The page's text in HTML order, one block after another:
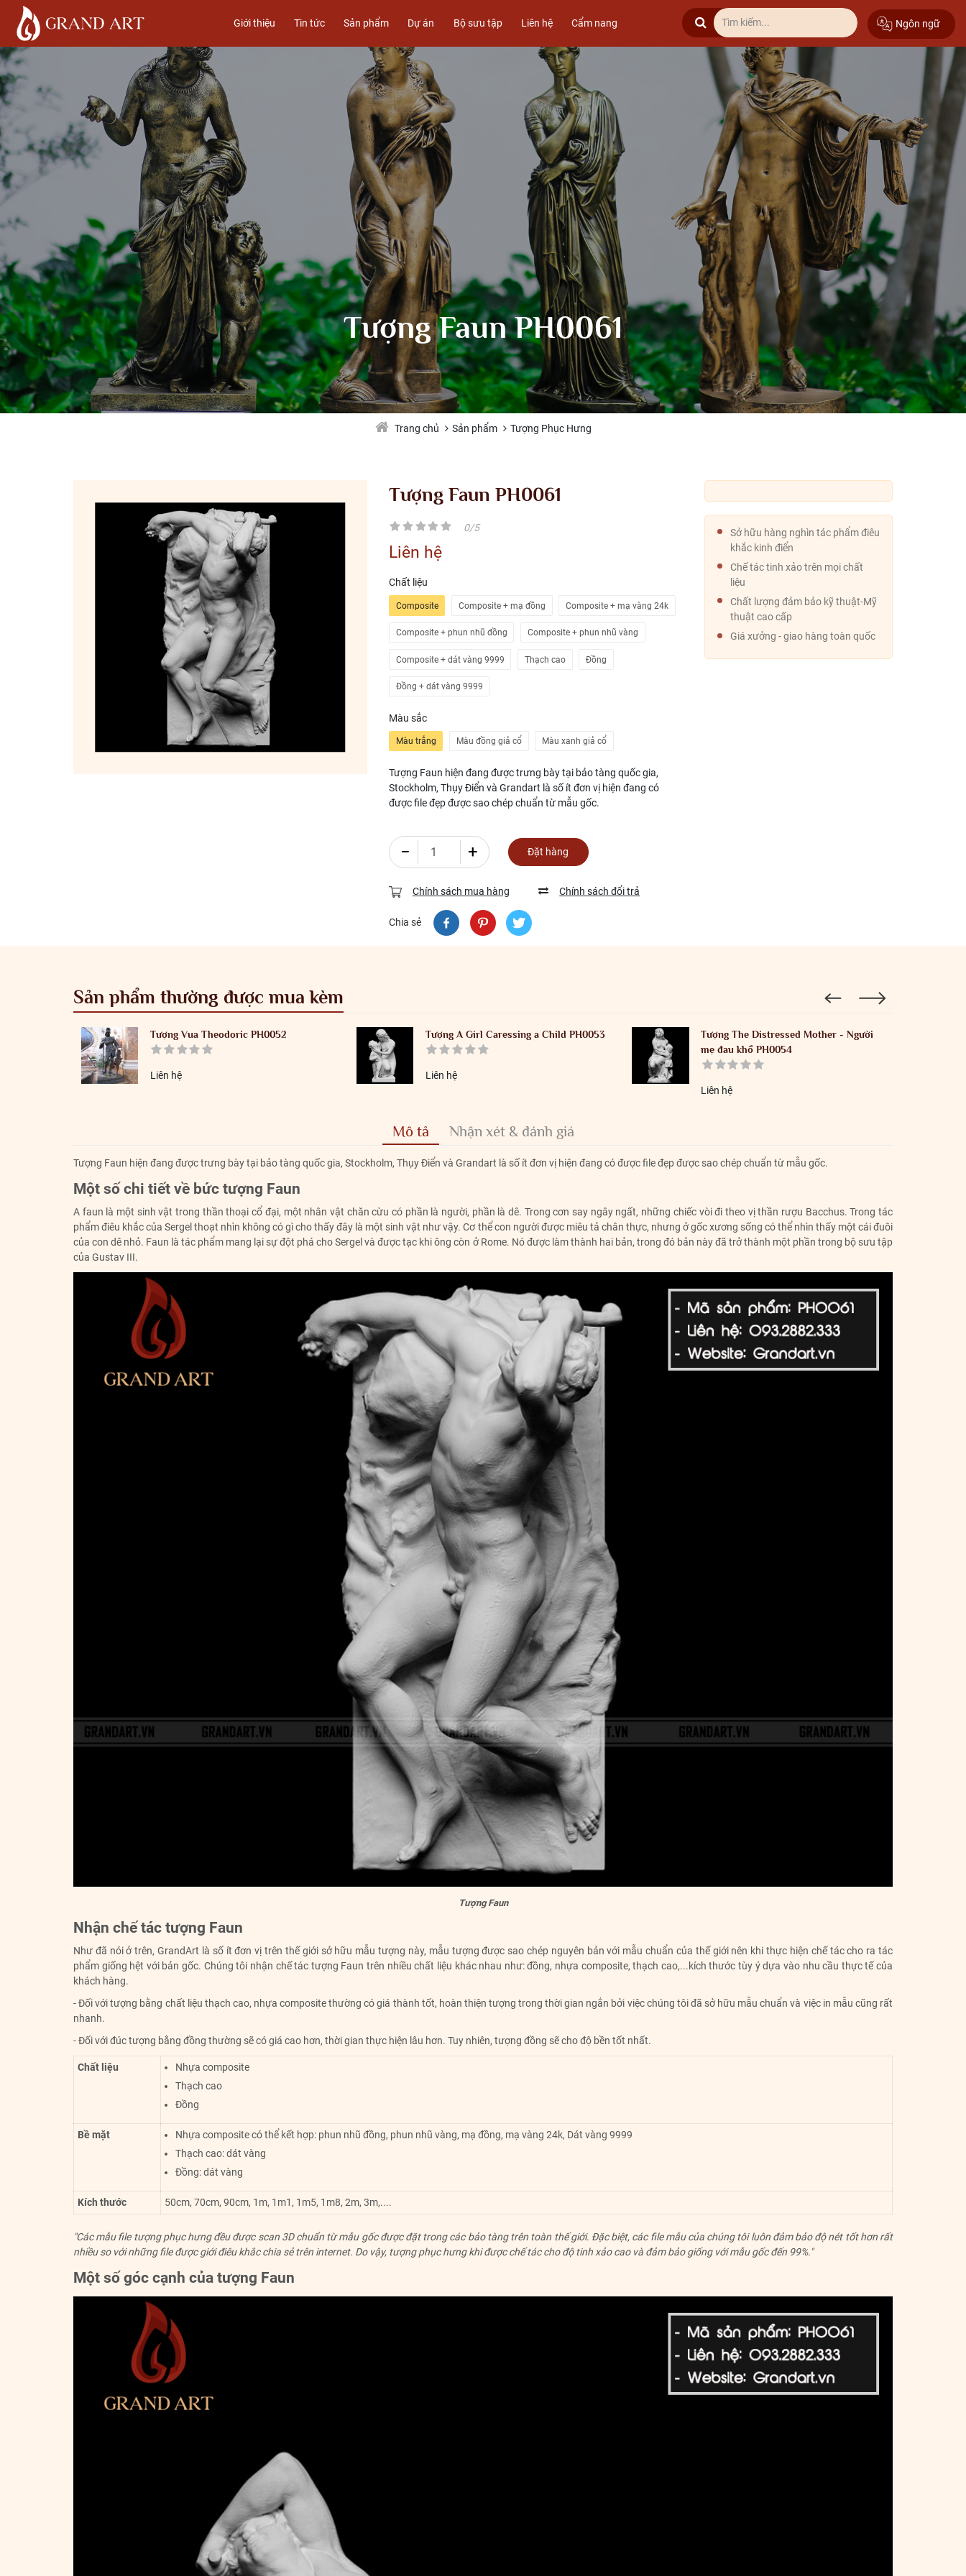
Giới thiệu Tin tức Sản phẩm Dự án Bộ sưu tập Liên hệ Cẩm nang Ngôn ngữ
Tượng Faun PH0061
Trang chủ Sản phẩm Tượng Phục Hưng
Tượng Faun PH0061
0/5
Liên hệ
Chất liệu
Composite Composite + mạ đồng Composite + mạ vàng 24k
Composite + phun nhũ đồng Composite + phun nhũ vàng
Composite + dát vàng 9999 Thạch cao Đồng
Đồng + dát vàng 9999
Màu sắc
Màu trắng Màu đồng giả cổ Màu xanh giả cổ
Tượng Faun hiện đang được trưng bày tại bảo tàng quốc gia,
Stockholm, Thụy Điển và Grandart là số ít đơn vị hiện đang có
được file đẹp được sao chép chuẩn từ mẫu gốc.
− + Đặt hàng
Chính sách mua hàng Chính sách đổi trả
Chia sẻ
Sở hữu hàng nghìn tác phẩm điêu
khắc kinh điển
Chế tác tinh xảo trên mọi chất
liệu
Chất lượng đảm bảo kỹ thuật-Mỹ
thuật cao cấp
Giá xưởng - giao hàng toàn quốc
Sản phẩm thường được mua kèm
Tượng Vua Theodoric PH0052
Liên hệ
Tượng A Girl Caressing a Child PH0053
Liên hệ
Tượng The Distressed Mother - Người
mẹ đau khổ PH0054
Liên hệ
Mô tả Nhận xét & đánh giá
Tượng Faun hiện đang được trưng bày tại bảo tàng quốc gia, Stockholm, Thụy Điển và Grandart là số ít đơn vị hiện đang có được file đẹp được sao chép chuẩn từ mẫu gốc.
Một số chi tiết về bức tượng Faun
A faun là một sinh vật trong thần thoại cổ đại, một nhân vật chăn cừu có phần là người, phần là dê. Trong cơn say ngây ngất, những chiếc vòi đi theo vị thần rượu Bacchus. Trong tác
phẩm điêu khắc của Sergel thoạt nhìn không có gì cho thấy đây là một sinh vật như vậy. Cơ thể con người được miêu tả chân thực, nhưng ở gốc xương sống có thể nhìn thấy một cái đuôi
của con dê nhỏ. Faun là tác phẩm mang lại sự đột phá cho Sergel và được tạc khi ông còn ở Rome. Nó được làm thành hai bản, trong đó bản này đã trở thành một phần trong bộ sưu tập
của Gustav III.
Tượng Faun
Nhận chế tác tượng Faun
Như đã nói ở trên, GrandArt là số ít đơn vị trên thế giới sở hữu mẫu tượng này, mẫu tượng được sao chép nguyên bản với mẫu chuẩn của thế giới nên khi thực hiện chế tác cho ra tác
phẩm giống hệt với bản gốc. Chúng tôi nhận chế tác tượng Faun trên nhiều chất liệu khác nhau như: đồng, nhựa composite, thạch cao,...kích thước tùy ý dựa vào nhu cầu thực tế của
khách hàng.
- Đối với tượng bằng chất liệu thạch cao, nhựa composite thường có giá thành tốt, hoàn thiện tượng trong thời gian ngắn bởi việc chúng tôi đã sở hữu mẫu chuẩn và việc in mẫu cũng rất
nhanh.
- Đối với đúc tượng bằng đồng thường sẽ có giá cao hơn, thời gian thực hiện lâu hơn. Tuy nhiên, tượng đồng sẽ cho độ bền tốt nhất.
Chất liệu
Nhựa composite
Thạch cao
Đồng
Bề mặt
Nhựa composite có thể kết hợp: phun nhũ đồng, phun nhũ vàng, mạ đồng, mạ vàng 24k, Dát vàng 9999
Thạch cao: dát vàng
Đồng: dát vàng
Kích thước 50cm, 70cm, 90cm, 1m, 1m1, 1m5, 1m8, 2m, 3m,....
"Các mẫu file tượng phục hưng đều được scan 3D chuẩn từ mẫu gốc được đặt trong các bảo tàng trên toàn thế giới. Đặc biệt, các file mẫu của chúng tôi luôn đảm bảo độ nét tốt hơn rất
nhiều so với những file được giới điêu khắc chia sẻ trên internet. Do vậy, tượng phục hưng khi được chế tác cho độ tinh xảo cao và đảm bảo giống với mẫu gốc đến 99%."
Một số góc cạnh của tượng Faun